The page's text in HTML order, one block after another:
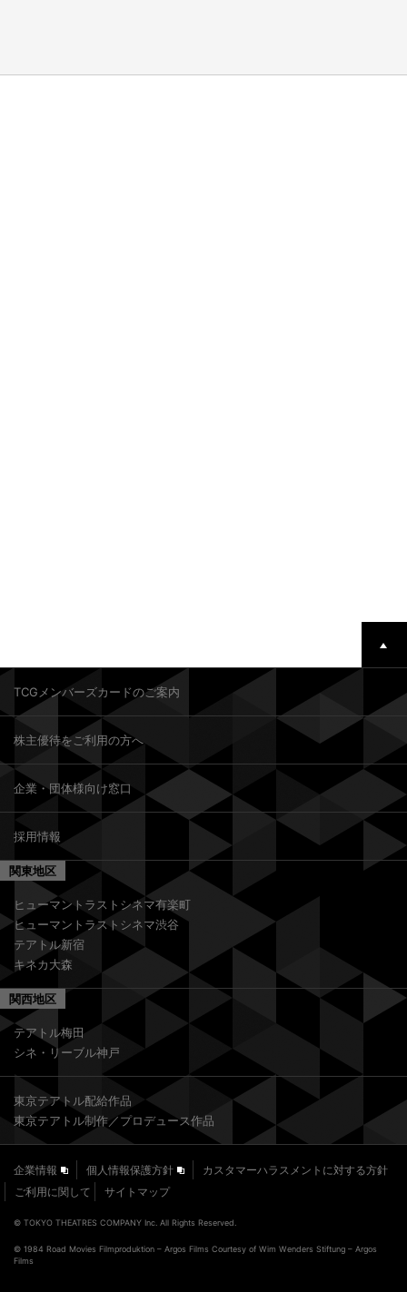
TCGメンバーズカードのご案内
株主優待をご利用の方へ
企業・団体様向け窓口
採用情報
関東地区
ヒューマントラストシネマ有楽町
ヒューマントラストシネマ渋谷
テアトル新宿
キネカ大森
関西地区
テアトル梅田
シネ・リーブル神戸
東京テアトル配給作品
東京テアトル制作／プロデュース作品
企業情報 個人情報保護方針
カスタマーハラスメントに対する方針
ご利用に関して
サイトマップ
© TOKYO THEATRES COMPANY Inc. All Rights Reserved.
© 1984 Road Movies Filmproduktion – Argos Films Courtesy of Wim Wenders Stiftung – Argos
Films